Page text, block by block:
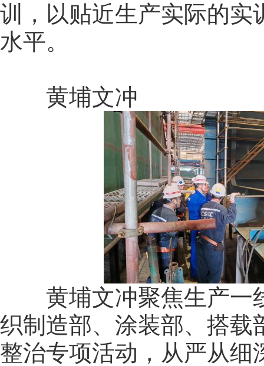
训，以贴近生产实际的实
水平。
黄埔文冲
黄埔文冲聚焦生产一
织制造部、涂装部、搭载
整治专项活动，从严从细